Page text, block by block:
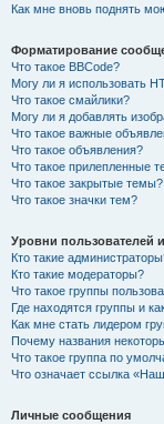
Как мне вновь поднять
Форматирование
Что такое BBCode?
Могу ли я использовать
Что такое смайлики?
Могу ли я добавлять
Что такое важные
Что такое объявления?
Что такое прилепленные
Что такое закрытые темы?
Что такое значки тем?
Уровни пользователей
Кто такие
Кто такие модераторы?
Что такое группы
Где находятся группы и
Как мне стать лидером
Почему названия
Что такое группа по
Что означает ссылка
Личные сообщения